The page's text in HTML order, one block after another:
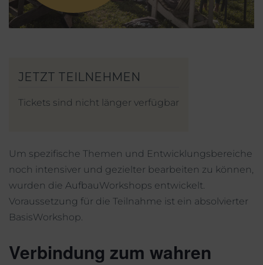
Mein Account
Instagram
Tickets sind nicht länger verfügbar
Um spezifische Themen und Entwicklungsbereiche
noch intensiver und gezielter bearbeiten zu können,
wurden die AufbauWorkshops entwickelt.
Voraussetzung für die Teilnahme ist ein absolvierter
BasisWorkshop.
Verbindung zum wahren